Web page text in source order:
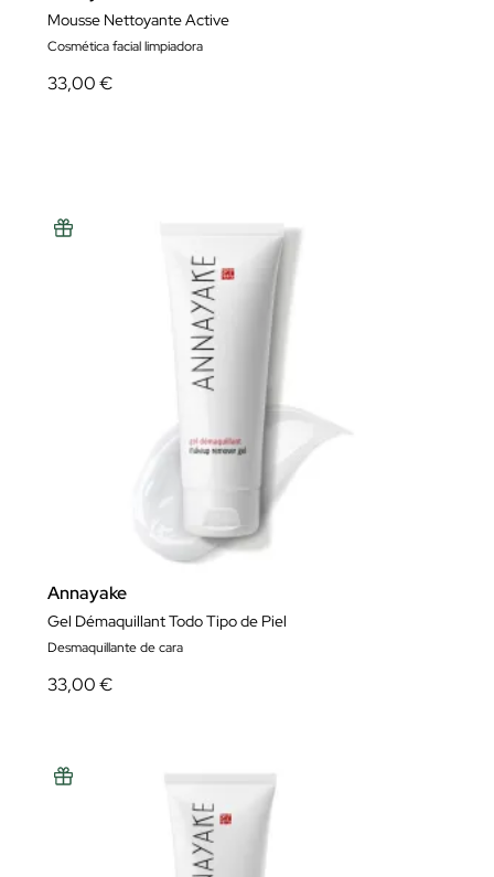
Mousse Nettoyante Active
Cosmética facial limpiadora
33,00 €
Annayake
Gel Démaquillant Todo Tipo de Piel
Desmaquillante de cara
33,00 €